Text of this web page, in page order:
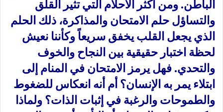
الباطن. ومن أكثر الأحلام التي تثير القلق
والتساؤل حلم الامتحان والمذاكرة، ذلك الحلم
الذي يجعل القلب يخفق سريعاً وكأننا نعيش
لحظة اختبار حقيقية بين النجاح والخوف
والتحدي. فهل يرمز الامتحان في المنام إلى
ابتلاء يمر به الإنسان؟ أم أنه انعكاس للضغوط
والطموحات والرغبة في إثبات الذات؟ ولماذا